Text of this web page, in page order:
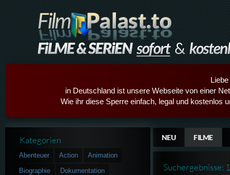
in Deutschland ist unsere Webseite von einer
Wie ihr diese Sperre einfach, legal und kostenlos
NEU FILME
Suchergebnisse:
Kategorien
Abenteuer Action
Animation
Biographie
Dokumentation